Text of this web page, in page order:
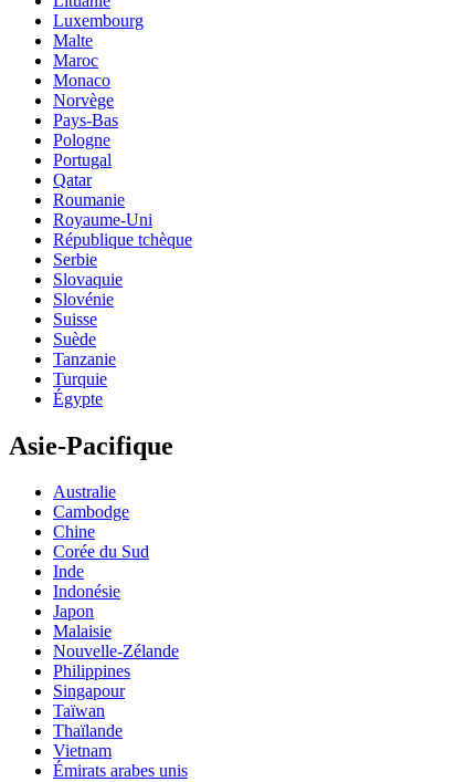
Luxembourg
Malte
Maroc
Monaco
Norvège
Pays-Bas
Pologne
Portugal
Qatar
Roumanie
Royaume-Uni
République tchèque
Serbie
Slovaquie
Slovénie
Suisse
Suède
Tanzanie
Turquie
Égypte
Asie-Pacifique
Australie
Cambodge
Chine
Corée du Sud
Inde
Indonésie
Japon
Malaisie
Nouvelle-Zélande
Philippines
Singapour
Taïwan
Thaïlande
Vietnam
Émirats arabes unis